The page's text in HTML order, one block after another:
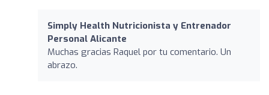
Simply Health Nutricionista y Entrenador
Personal Alicante
Muchas gracias Raquel por tu comentario. Un
abrazo.